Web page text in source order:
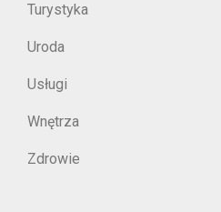
Turystyka
Uroda
Usługi
Wnętrza
Zdrowie